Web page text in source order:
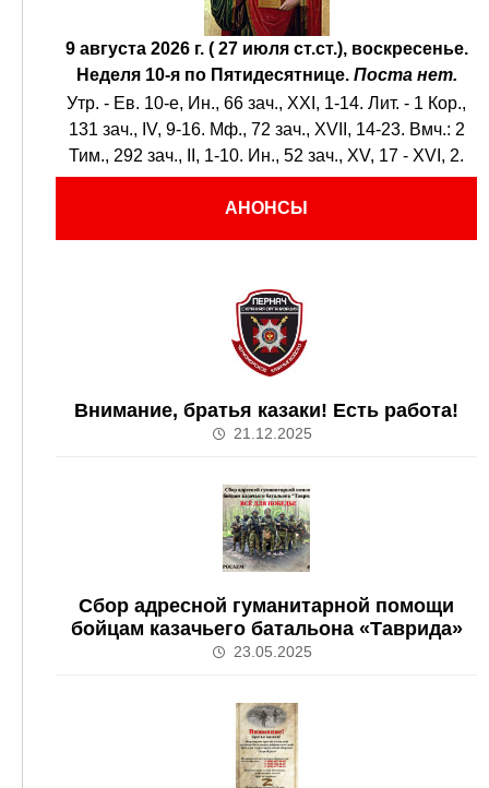
9 августа 2026 г. ( 27 июля ст.ст.), воскресенье.
Неделя 10-я по Пятидесятнице. Поста нет.
Утр. - Ев. 10-е, Ин., 66 зач., XXI, 1-14. Лит. - 1 Кор.,
131 зач., IV, 9-16. Мф., 72 зач., XVII, 14-23. Вмч.: 2
Тим., 292 зач., II, 1-10. Ин., 52 зач., XV, 17 - XVI, 2.
АНОНСЫ
Внимание, братья казаки! Есть работа!
21.12.2025
Сбор адресной гуманитарной помощи
бойцам казачьего батальона «Таврида»
23.05.2025